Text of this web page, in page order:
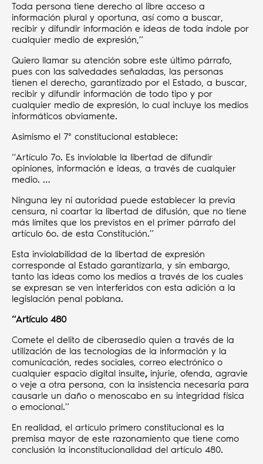
Toda persona tiene derecho al libre acceso a
información plural y oportuna, así como a buscar,
recibir y difundir información e ideas de toda índole por
cualquier medio de expresión,”
Quiero llamar su atención sobre este último párrafo,
pues con las salvedades señaladas, las personas
tienen el derecho, garantizado por el Estado, a buscar,
recibir y difundir información de todo tipo y por
cualquier medio de expresión, lo cual incluye los medios
informáticos obviamente.
Asimismo el 7º constitucional establece:
“Artículo 7o. Es inviolable la libertad de difundir
opiniones, información e ideas, a través de cualquier
medio. …
Ninguna ley ni autoridad puede establecer la previa
censura, ni coartar la libertad de difusión, que no tiene
más límites que los previstos en el primer párrafo del
artículo 6o. de esta Constitución.”
Esta inviolabilidad de la libertad de expresión
corresponde al Estado garantizarla, y sin embargo,
tanto las ideas como los medios a través de los cuales
se expresan se ven interferidos con esta adición a la
legislación penal poblana.
“Artículo 480
Comete el delito de ciberasedio quien a través de la
utilización de las tecnologías de la información y la
comunicación, redes sociales, correo electrónico o
cualquier espacio digital insulte, injurie, ofenda, agravie
o veje a otra persona, con la insistencia necesaria para
causarle un daño o menoscabo en su integridad física
o emocional.”
En realidad, el artículo primero constitucional es la
premisa mayor de este razonamiento que tiene como
conclusión la inconstitucionalidad del artículo 480.